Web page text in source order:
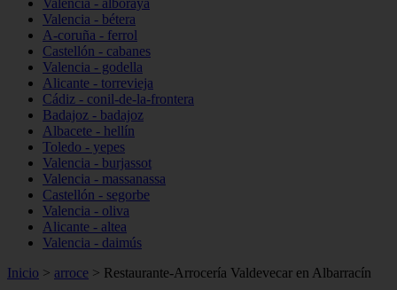
Valencia - alboraya
Valencia - bétera
A-coruña - ferrol
Castellón - cabanes
Valencia - godella
Alicante - torrevieja
Cádiz - conil-de-la-frontera
Badajoz - badajoz
Albacete - hellín
Toledo - yepes
Valencia - burjassot
Valencia - massanassa
Castellón - segorbe
Valencia - oliva
Alicante - altea
Valencia - daimús
Inicio > arroce > Restaurante-Arrocería Valdevecar en Albarracín